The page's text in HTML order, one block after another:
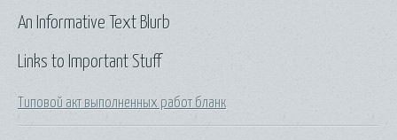
Links to Important Stuff
Типовой акт выполненных работ бланк
An Informative Text Blurb